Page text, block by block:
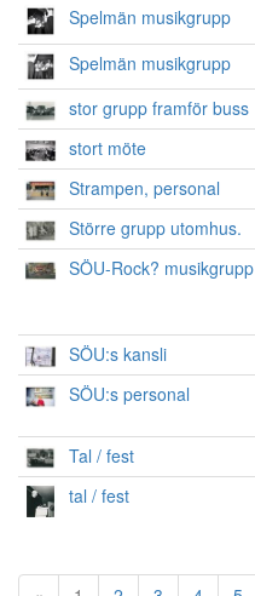
Spelmän musikgrupp
Spelmän musikgrupp
stor grupp framför buss
stort möte
Strampen, personal
Större grupp utomhus.
SÖU-Rock? musikgrupp
SÖU:s kansli
SÖU:s personal
Tal / fest
tal / fest